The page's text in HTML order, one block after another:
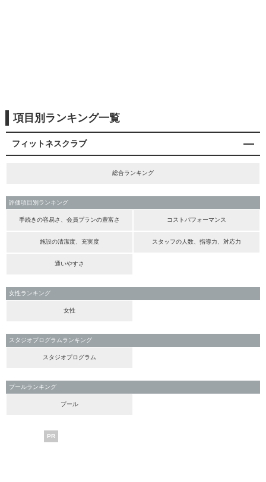
項目別ランキング一覧
フィットネスクラブ
総合ランキング
評価項目別ランキング
手続きの容易さ、会員プランの豊富さ コストパフォーマンス
施設の清潔度、充実度 スタッフの人数、指導力、対応力
通いやすさ
女性ランキング
女性
スタジオプログラムランキング
スタジオプログラム
プールランキング
プール
PR